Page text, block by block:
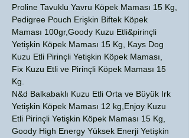
Proline Tavuklu Yavru Köpek Maması 15 Kg,
Pedigree Pouch Erişkin Biftek Köpek
Maması 100gr,Goody Kuzu Etli&pirinçli
Yetişkin Köpek Maması 15 Kg, Kays Dog
Kuzu Etli Pirinçli Yetişkin Köpek Maması,
Fix Kuzu Etli ve Pirinçli Köpek Maması 15
Kg.
N&d Balkabaklı Kuzu Etli Orta ve Büyük Irk
Yetişkin Köpek Maması 12 kg,Enjoy Kuzu
Etli Pirinçli Yetişkin Köpek Maması 15 Kg,
Goody High Energy Yüksek Enerji Yetişkin